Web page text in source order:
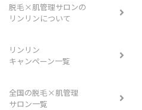
脱毛×肌管理サロンの
リンリンについて
リンリン
キャンペーン一覧
全国の脱毛×肌管理
サロン一覧